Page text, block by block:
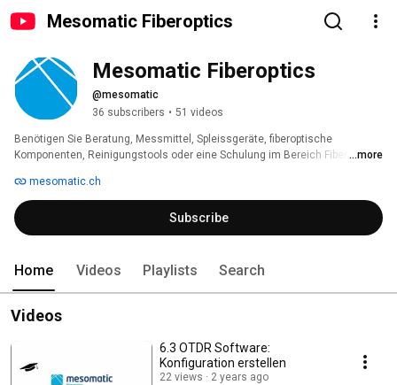
Mesomatic Fiberoptics
Mesomatic Fiberoptics
@mesomatic
36 subscribers • 51 videos
Benötigen Sie Beratung, Messmittel, Spleissgeräte, fiberoptische
Komponenten, Reinigungstools oder eine Schulung im Bereich Fiberoptic?
Bereich Fiberoptic ist motiviert eine optimale Lösung für Sie zu finden.
Fordern Sie uns heraus und überzeugen Sie sich von unserem
kompetenten Service.
...more
mesomatic.ch
Subscribe
Home Videos Playlists Search
Videos
6.3 OTDR Software:
Konfiguration erstellen
22 views 2 years ago